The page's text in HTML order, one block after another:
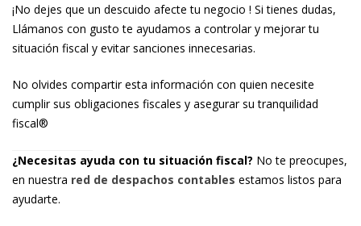
¡No dejes que un descuido afecte tu negocio ! Si tienes dudas,
Llámanos con gusto te ayudamos a controlar y mejorar tu
situación fiscal y evitar sanciones innecesarias.
No olvides compartir esta información con quien necesite
cumplir sus obligaciones fiscales y asegurar su tranquilidad
fiscal®
¿Necesitas ayuda con tu situación fiscal? No te preocupes,
en nuestra red de despachos contables estamos listos para
ayudarte.